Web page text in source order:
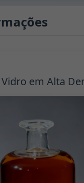
Vidro em Alta